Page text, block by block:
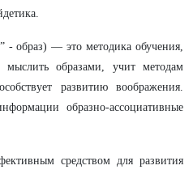
- образ) — это методика обучения,
мыслить образами, учит методам
развитию воображения.
образно-ассоциативные
средством для развития